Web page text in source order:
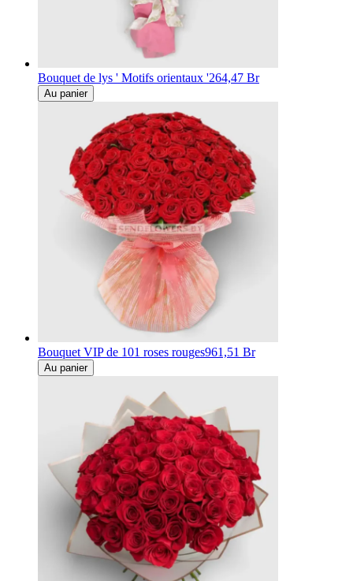
Bouquet de lys ' Motifs orientaux '264,47 Br
Au panier
Bouquet VIP de 101 roses rouges961,51 Br
Au panier